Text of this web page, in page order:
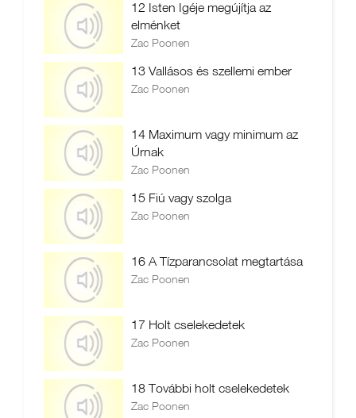
12 Isten Igéje megújítja az
elménket
Zac Poonen
13 Vallásos és szellemi ember
Zac Poonen
14 Maximum vagy minimum az
Úrnak
Zac Poonen
15 Fiú vagy szolga
Zac Poonen
16 A Tízparancsolat megtartása
Zac Poonen
17 Holt cselekedetek
Zac Poonen
18 További holt cselekedetek
Zac Poonen